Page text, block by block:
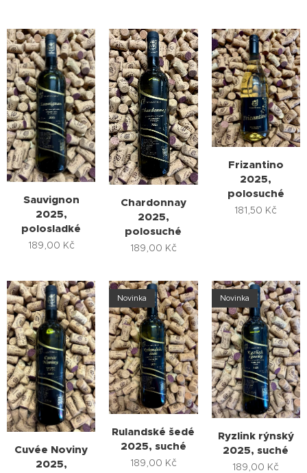
Sauvignon
2025,
polosladké
189,00 Kč
Chardonnay
2025,
polosuché
189,00 Kč
Frizantino
2025,
polosuché
181,50 Kč
Cuvée Noviny
2025,
Rulandské šedé
2025, suché
Novinka
189,00 Kč
Ryzlink rýnský
2025, suché
Novinka
189,00 Kč